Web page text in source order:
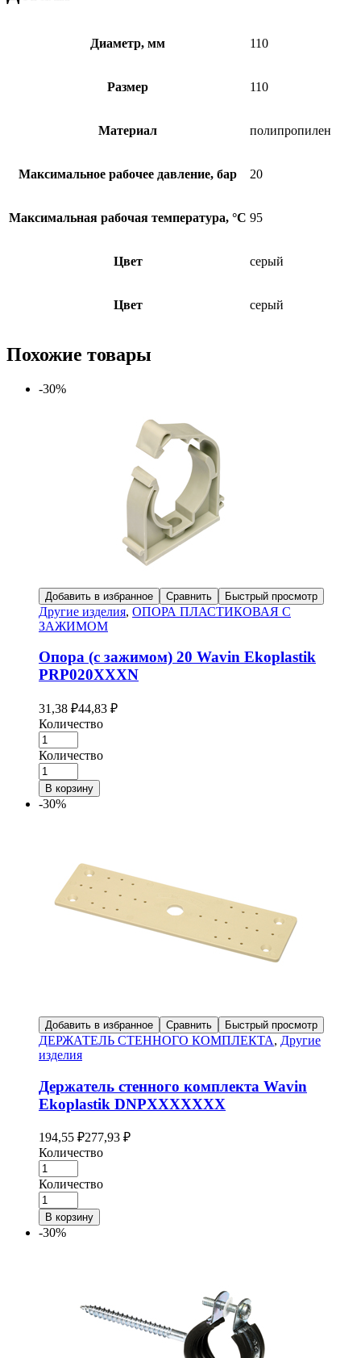
Диаметр, мм 110
Размер 110
Материал полипропилен
Максимальное рабочее давление, бар 20
Максимальная рабочая температура, °C 95
Цвет серый
Цвет серый
Похожие товары
-30%
Добавить в избранное Сравнить Быстрый просмотр
Другие изделия, ОПОРА ПЛАСТИКОВАЯ С
ЗАЖИМОМ
Опора (с зажимом) 20 Wavin Ekoplastik
PRP020XXXN
31,38 ₽44,83 ₽
Количество
Количество
В корзину
-30%
Добавить в избранное Сравнить Быстрый просмотр
ДЕРЖАТЕЛЬ СТЕННОГО КОМПЛЕКТА, Другие
изделия
Держатель стенного комплекта Wavin
Ekoplastik DNPXXXXXXX
194,55 ₽277,93 ₽
Количество
Количество
В корзину
-30%